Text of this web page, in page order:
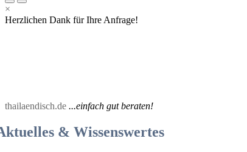
Primäres
Menü
für
Primäres
Menü
für
×
Herzlichen Dank für Ihre Anfrage!
thailaendisch.de ...einfach gut beraten!
& Wissenswertes